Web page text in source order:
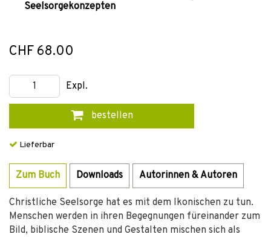
Seelsorgekonzepten
CHF 68.00
Expl.
bestellen
Lieferbar
Zum Buch Downloads Autorinnen & Autoren
Christliche Seelsorge hat es mit dem Ikonischen zu tun.
Menschen werden in ihren Begegnungen füreinander zum
Bild, biblische Szenen und Gestalten mischen sich als